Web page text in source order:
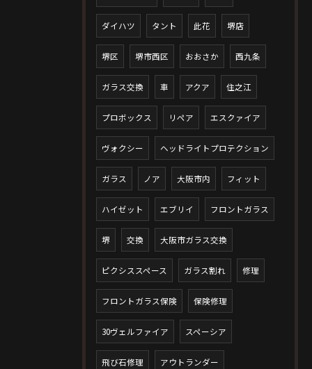
ダイハツ タント 此花 堺店
堺区 堺市西区 おおさか 西九条
ガラス交換 車 アクア 住之江
プロボックス リペア エスクァイア
ヴォクシー ヘッドライトプロテクション
ガラス ノア 大阪市内 フィット
ハイゼット エブリイ フロントガラス
堺 交換 大阪市ガラス交換
ピクシススペース ガラス割れ 修理
フロントガラス保険 保険修理
30ヴェルファイア スペーシア
飛び石修理 アウトランダー